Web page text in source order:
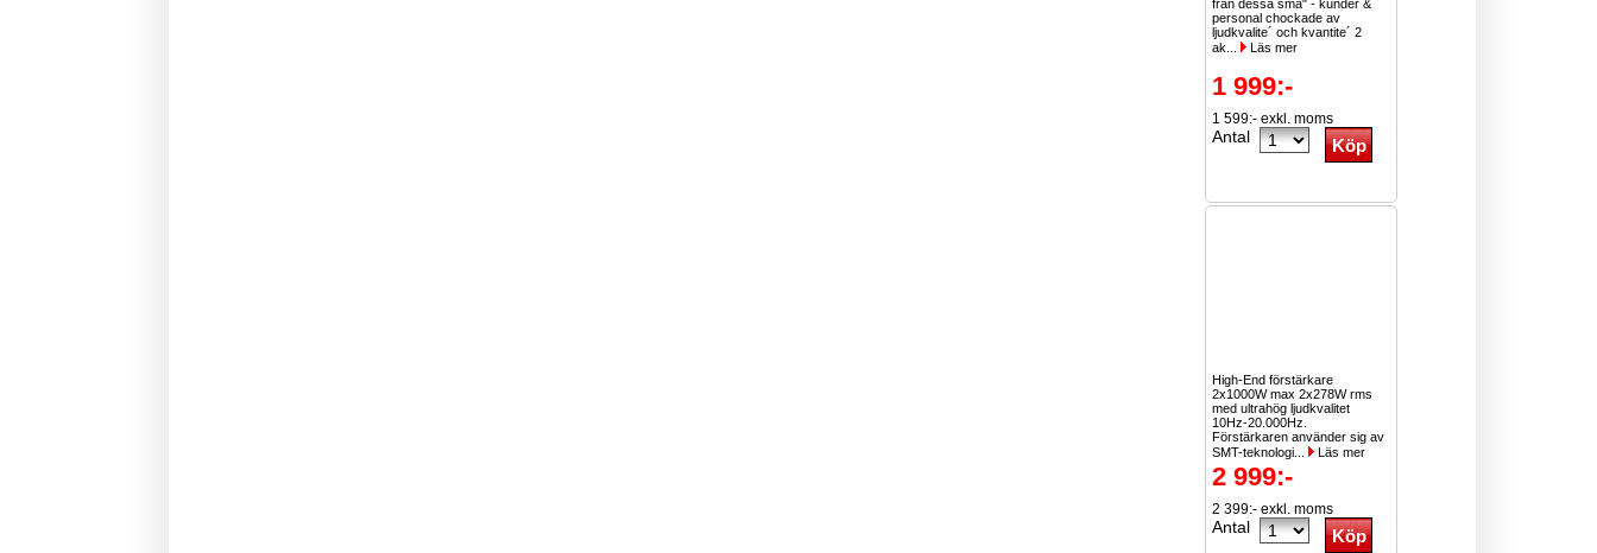
från dessa små" - kunder &
personal chockade av
ljudkvalite´ och kvantite´ 2
ak...
Läs mer
1 999:-
1 599:- exkl. moms
Antal
High-End förstärkare
2x1000W max 2x278W rms
med ultrahög ljudkvalitet
10Hz-20.000Hz.
Förstärkaren använder sig av
SMT-teknologi...
Läs mer
2 999:-
2 399:- exkl. moms
Antal